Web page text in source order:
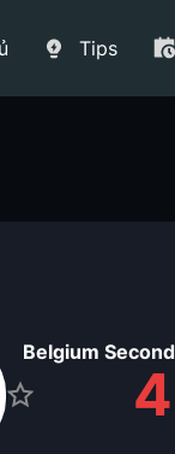
Tips
Belgium
4